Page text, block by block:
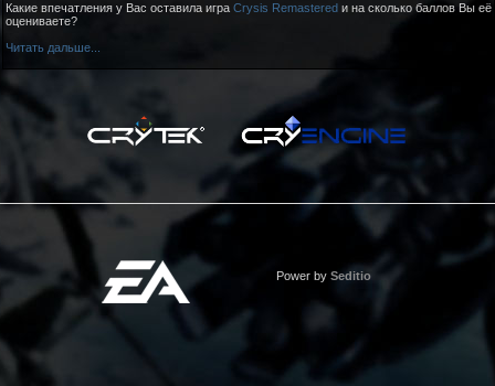
Какие впечатления у Вас оставила игра Crysis Remastered и на сколько баллов Вы её
оцениваете?
Читать дальше...
Power by Seditio